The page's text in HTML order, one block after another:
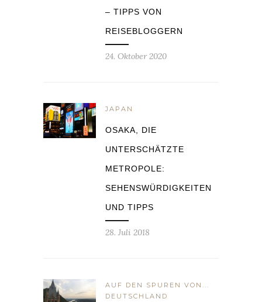
– TIPPS VON
REISEBLOGGERN
24. Oktober 2020
JAPAN
OSAKA, DIE
UNTERSCHÄTZTE
METROPOLE:
SEHENSWÜRDIGKEITEN
UND TIPPS
28. Juli 2018
AUF DEN SPUREN VON...
DEUTSCHLAND